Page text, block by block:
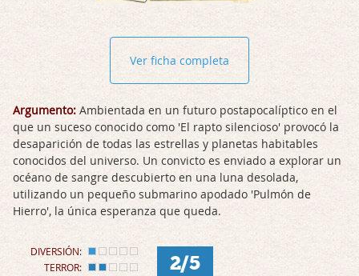
Ver ficha completa
Argumento: Ambientada en un futuro postapocalíptico en el
que un suceso conocido como 'El rapto silencioso' provocó la
desaparición de todas las estrellas y planetas habitables
conocidos del universo. Un convicto es enviado a explorar un
océano de sangre descubierto en una luna desolada,
utilizando un pequeño submarino apodado 'Pulmón de
Hierro', la única esperanza que queda.
DIVERSIÓN:
TERROR:
2/5